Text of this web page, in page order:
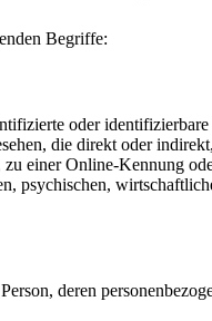
Begriffe:
oder
die direkt oder
einer Online-Kennung
psychischen,
deren